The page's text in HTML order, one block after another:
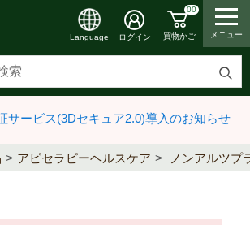
検
す
Language ログイン
00
買物かご メニュー
サービス(3Dセキュア2.0)導入のお知らせ
アピセラピーヘルスケア ノンアルツプ